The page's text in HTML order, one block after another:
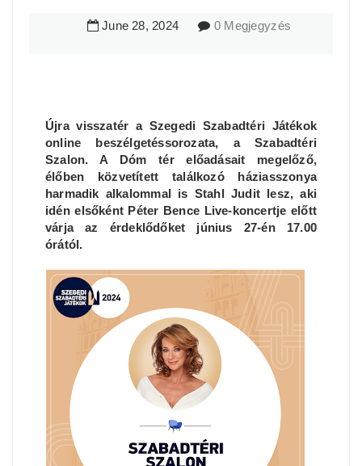
June 28, 2024 0 Megjegyzés
Újra visszatér a Szegedi Szabadtéri Játékok
online beszélgetéssorozata, a Szabadtéri
Szalon. A Dóm tér előadásait megelőző,
élőben közvetített találkozó háziasszonya
harmadik alkalommal is Stahl Judit lesz, aki
idén elsőként Péter Bence Live-koncertje előtt
várja az érdeklődőket június 27-én 17.00
órától.